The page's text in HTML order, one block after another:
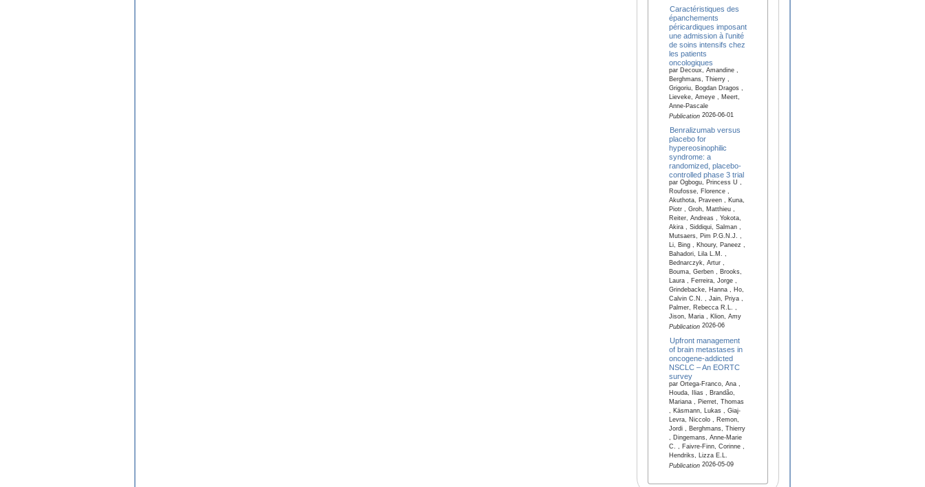
Caractéristiques des
épanchements
péricardiques imposant
une admission à l’unité
de soins intensifs chez
les patients
oncologiques
par Decoux, Amandine ,
Berghmans, Thierry ,
Grigoriu, Bogdan Dragos ,
Lieveke, Ameye , Meert,
Anne-Pascale
Publication2026-06-01
Benralizumab versus
placebo for
hypereosinophilic
syndrome: a
randomized, placebo-
controlled phase 3 trial
par Ogbogu, Princess U ,
Roufosse, Florence ,
Akuthota, Praveen , Kuna,
Piotr , Groh, Matthieu ,
Reiter, Andreas , Yokota,
Akira , Siddiqui, Salman ,
Mutsaers, Pim P.G.N.J. ,
Li, Bing , Khoury, Paneez ,
Bahadori, Lila L.M. ,
Bednarczyk, Artur ,
Bouma, Gerben , Brooks,
Laura , Ferreira, Jorge ,
Grindebacke, Hanna , Ho,
Calvin C.N. , Jain, Priya ,
Palmer, Rebecca R.L. ,
Jison, Maria , Klion, Amy
Publication2026-06
Upfront management
of brain metastases in
oncogene‑addicted
NSCLC – An EORTC
survey
par Ortega-Franco, Ana ,
Houda, Ilias , Brandão,
Mariana , Pierret, Thomas
, Käsmann, Lukas , Giaj-
Levra, Niccolo , Remon,
Jordi , Berghmans, Thierry
, Dingemans, Anne-Marie
C. , Faivre-Finn, Corinne ,
Hendriks, Lizza E.L.
Publication2026-05-09